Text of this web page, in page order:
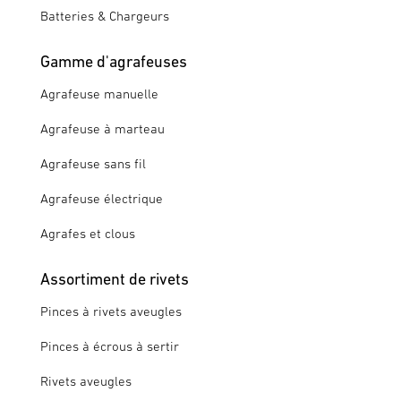
Batteries & Chargeurs
Gamme d'agrafeuses
Agrafeuse manuelle
Agrafeuse à marteau
Agrafeuse sans fil
Agrafeuse électrique
Agrafes et clous
Assortiment de rivets
Pinces à rivets aveugles
Pinces à écrous à sertir
Rivets aveugles